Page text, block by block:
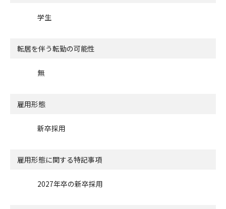
学生
転居を伴う転勤の可能性
無
雇用形態
新卒採用
雇用形態に関する特記事項
2027年卒の新卒採用